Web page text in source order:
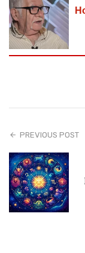
PREVIOUS POST